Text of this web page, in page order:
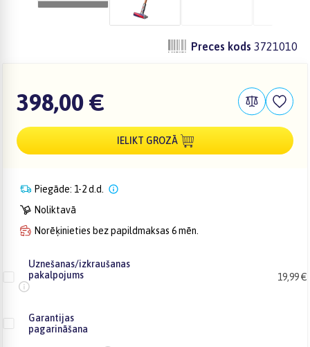
Preces kods 3721010
398,00 €
IELIKT GROZĀ
Piegāde: 1-2 d.d.
Noliktavā
Norēķinieties bez papildmaksas 6 mēn.
Uznešanas/izkraušanas
pakalpojums
19,99 €
Garantijas
pagarināšana